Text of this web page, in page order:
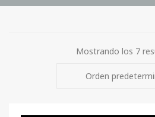
Mostrando los 7
Orden